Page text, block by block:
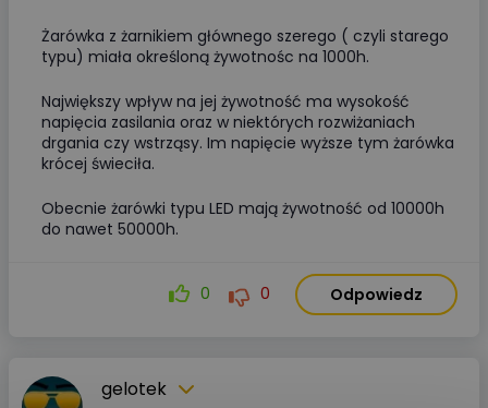
Żarówka z żarnikiem głównego szerego ( czyli starego
typu) miała określoną żywotnośc na 1000h.
Największy wpływ na jej żywotność ma wysokość
napięcia zasilania oraz w niektórych rozwiżaniach
drgania czy wstrząsy. Im napięcie wyższe tym żarówka
krócej świeciła.
Obecnie żarówki typu LED mają żywotność od 10000h
do nawet 50000h.
0 0 Odpowiedz
gelotek